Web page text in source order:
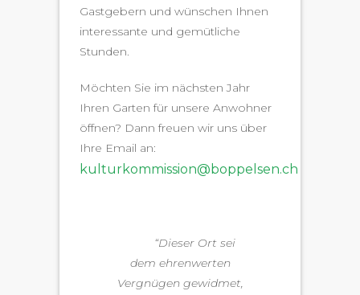
Gast­ge­bern und wün­schen Ihnen
inter­es­sante und gemütliche
Stunden.
Möcht­en Sie im näch­sten Jahr
Ihren Garten für unsere Anwohn­er
öff­nen? Dann freuen wir uns über
Ihre Email an:
kulturkommission@boppelsen.ch
“Dieser Ort sei
dem ehren­werten
Vergnü­gen gewidmet,